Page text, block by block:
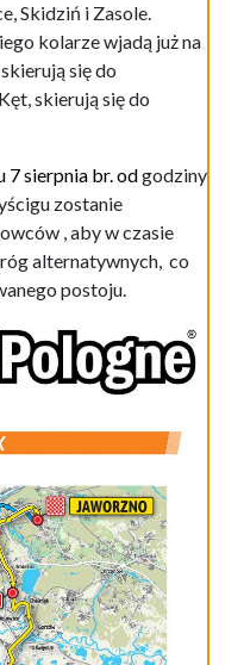
Skidziń i Zasole.
kolarze wjadą już na
się do
skierują się do
7 sierpnia br. odgodziny
zostanie
, aby w czasie
alternatywnych, co
postoju.